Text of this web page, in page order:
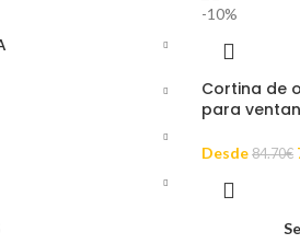
-10%
Cortina de
para
Desde 84.70€